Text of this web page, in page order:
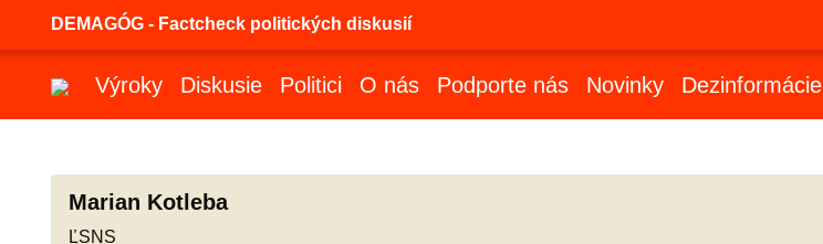
DEMAGÓG - Factcheck politických diskusií
Výroky Diskusie Politici O nás Podporte nás Novinky Dezinformácie
Marian Kotleba
ĽSNS